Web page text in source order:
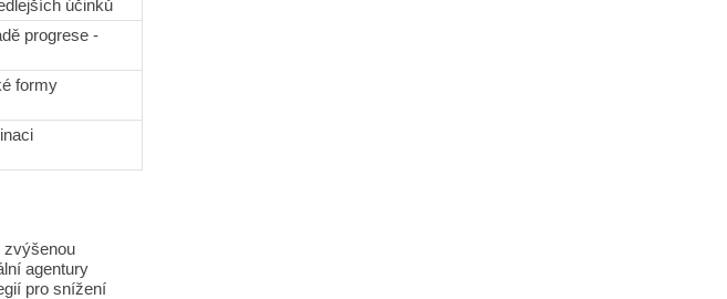
účinků
progrese -
formy
zvýšenou
agentury
pro snížení